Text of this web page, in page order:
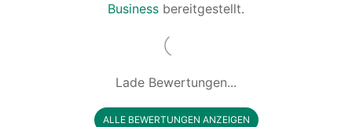
Business bereitgestellt.
Lade Bewertungen...
ALLE BEWERTUNGEN ANZEIGEN